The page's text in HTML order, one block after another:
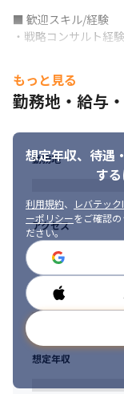
・社内の開発チーム
ポジションです
■ 歓迎スキル/経験
・戦略コンサルト経
・受け身ではなく、
・コミュニケーショ
もっと見る
勤務地・給与
想定年収、待遇
す
利用規約、 レバテッ
ーポリシーをご確認
ださい。
勤務地
アクセス
勤務時間
想定年収